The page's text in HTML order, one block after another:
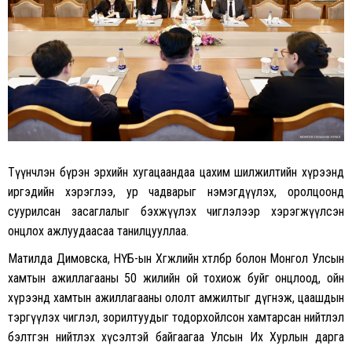
Түүнчлэн бүрэн эрхийн хугацаандаа цахим шилжилтийн хүрээнд
иргэдийн хэрэглээ, ур чадварыг нэмэгдүүлэх, оролцоонд
суурилсан засаглалыг бэхжүүлэх чиглэлээр хэрэгжүүлсэн
онцлох ажлуудаасаа танилцууллаа.
Матилда Димовска, НҮБ-ын Хөгжлийн хөтөлбөр болон Монгол Улсын
хамтын ажиллагааны 50 жилийн ой тохиож буйг онцлоод, ойн
хүрээнд хамтын ажиллагааны ололт амжилтыг дүгнэж, цаашдын
тэргүүлэх чиглэл, зорилтуудыг тодорхойлсон хамтарсан нийтлэл
бэлтгэн нийтлэх хүсэлтэй байгаагаа Улсын Их Хурлын дарга